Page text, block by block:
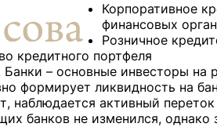
/ мероприятия
«Экономика»
Корпоративное
финансовых
Розничное
кредитного портфеля
– основные инвесторы на
формирует ликвидность на
наблюдается активный
банков не изменился,